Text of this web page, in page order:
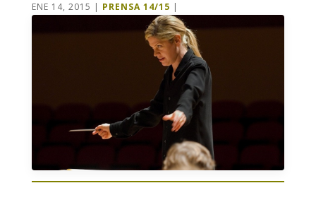
ENE 14, 2015 | PRENSA 14/15 |